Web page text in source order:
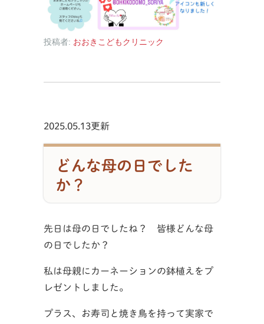
投稿者: おおきこどもクリニック
2025.05.13更新
どんな母の日でした
か？
先日は母の日でしたね？ 皆様どんな母
の日でしたか？
私は母親にカーネーションの鉢植えをプ
レゼントしました。
プラス、お寿司と焼き鳥を持って実家で